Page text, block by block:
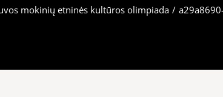
mokinių etninės kultūros olimpiada /